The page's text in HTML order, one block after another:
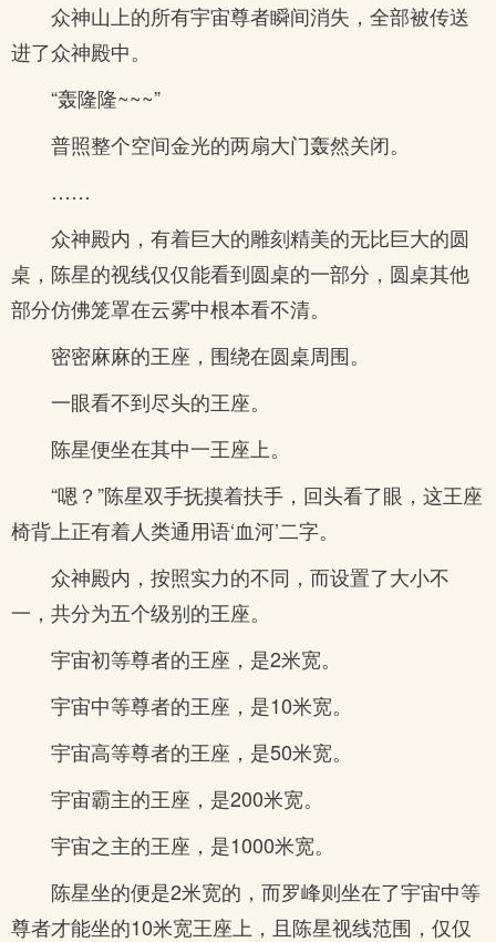
众神山上的所有宇宙尊者瞬间消失，全部被传送
进了众神殿中。
“轰隆隆~~~”
普照整个空间金光的两扇大门轰然关闭。
……
众神殿内，有着巨大的雕刻精美的无比巨大的圆
桌，陈星的视线仅仅能看到圆桌的一部分，圆桌其他
部分仿佛笼罩在云雾中根本看不清。
密密麻麻的王座，围绕在圆桌周围。
一眼看不到尽头的王座。
陈星便坐在其中一王座上。
“嗯？”陈星双手抚摸着扶手，回头看了眼，这王座
椅背上正有着人类通用语‘血河’二字。
众神殿内，按照实力的不同，而设置了大小不
一，共分为五个级别的王座。
宇宙初等尊者的王座，是2米宽。
宇宙中等尊者的王座，是10米宽。
宇宙高等尊者的王座，是50米宽。
宇宙霸主的王座，是200米宽。
宇宙之主的王座，是1000米宽。
陈星坐的便是2米宽的，而罗峰则坐在了宇宙中等
尊者才能坐的10米宽王座上，且陈星视线范围，仅仅